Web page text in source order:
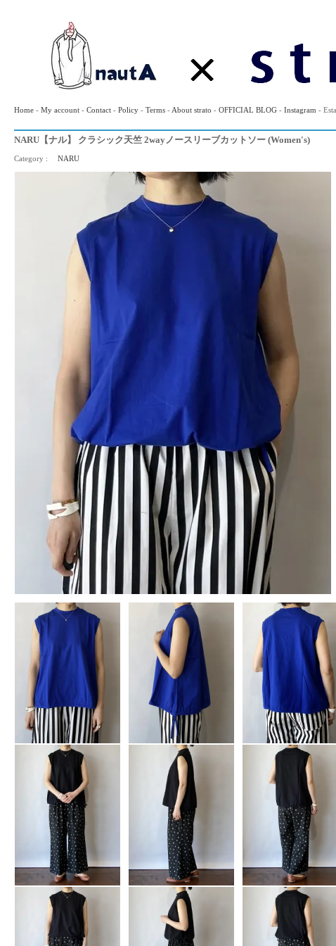
Home - My account - Contact - Policy - Terms - About strato - OFFICIAL BLOG - Instagram -
NARU【ナル】 クラシック天竺 2wayノースリーブカットソー (Women's)
Category : NARU